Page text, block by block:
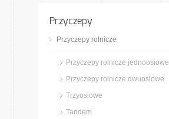
Przyczepy
Przyczepy rolnicze
Przyczepy rolnicze jednoosiowe
Przyczepy rolnicze dwuosiowe
Trzyosiowe
Tandem